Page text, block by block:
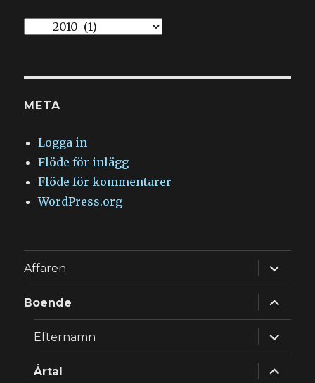
Kategorier
META
Logga in
Flöde för inlägg
Flöde för kommentarer
WordPress.org
Affären
Boende
Efternamn
Årtal